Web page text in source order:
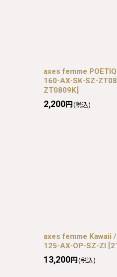
axes femme
160-AX-SK-SZ-
ZT0809K]
2,200円 (税込)
axes femme Kawaii /
125-AX-OP-SZ-ZI [
13,200円 (税込)